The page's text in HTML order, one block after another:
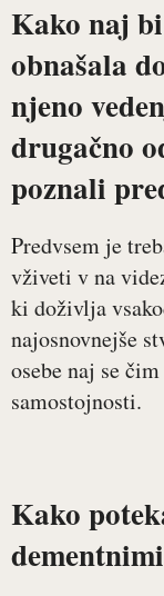
Kako naj bi
obnašala
njeno
drugačno
poznali
Predvsem je
vživeti v na
ki doživlja
najosnovnejše
osebe naj se
samostojnosti.
Kako